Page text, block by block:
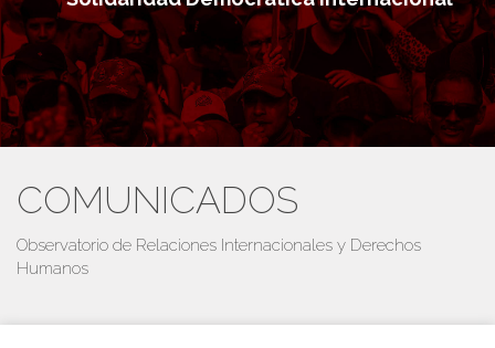
COMUNICADOS
Observatorio de Relaciones Internacionales y Derechos
Humanos